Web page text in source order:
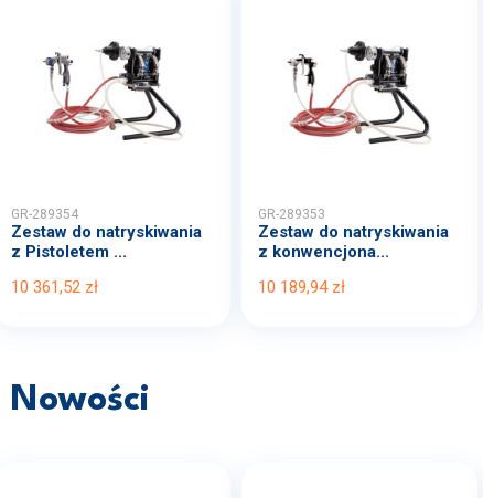
GR-289354
Zestaw do natryskiwania
z Pistoletem ...
10 361,52 zł
GR-289353
Zestaw do natryskiwania
z konwencjona...
10 189,94 zł
Nowości